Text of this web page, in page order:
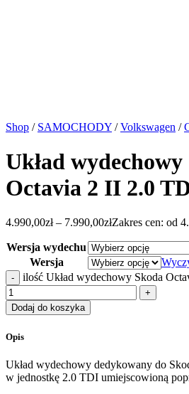
Shop / SAMOCHODY / Volkswagen /
Układ wydechowy
Octavia 2 II 2.0
4.990,00zł – 7.990,00złZakres cen: od
Wersja wydechu
Wersja
ilość Układ wydechowy Skoda
Dodaj do koszyka
Opis
Układ wydechowy dedykowany do
w jednostkę 2.0 TDI umiejscowioną